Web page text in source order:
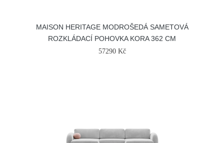
MAISON HERITAGE MODROŠEDÁ SAMETOVÁ
ROZKLÁDACÍ POHOVKA KORA 362 CM
57290 Kč